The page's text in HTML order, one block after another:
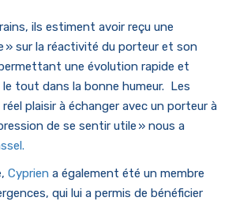
ils estiment avoir reçu une
» sur la réactivité du porteur et son
une évolution rapide et
tout dans la bonne humeur. Les
plaisir à échanger avec un porteur à
de se sentir utile » nous a
Cyprien a également été un membre
qui lui a permis de bénéficier